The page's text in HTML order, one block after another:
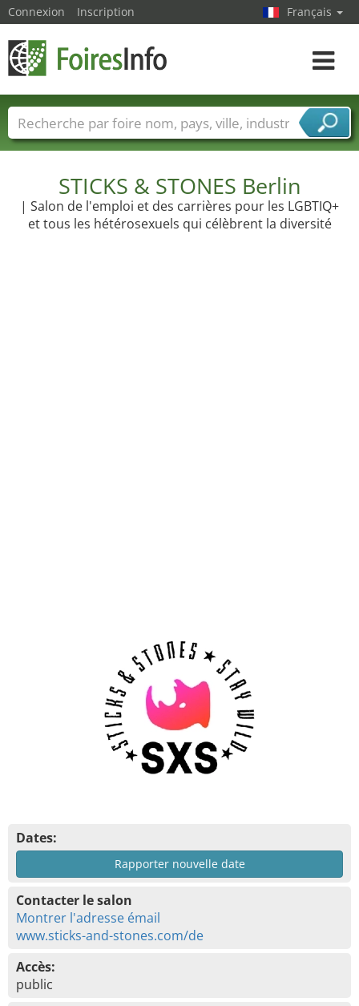
STICKS & STONES Berlin
| Salon de l'emploi et des carrières pour les LGBTIQ+
et tous les hétérosexuels qui célèbrent la diversité
Dates:
Rapporter nouvelle date
Contacter le salon
Montrer l'adresse émail
www.sticks-and-stones.com/de
Accès:
public
Connexion Inscription Français
Toggle
Foire noms Pays Villes
Secteurs de foire